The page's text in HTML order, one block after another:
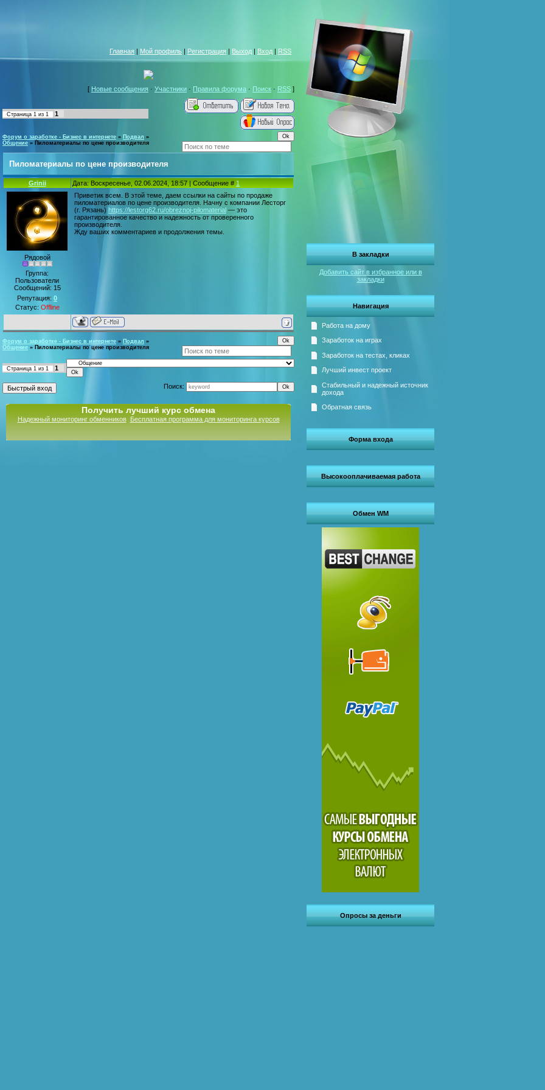
Главная | Мой профиль | Регистрация | Выход | Вход | RSS
В закладки
Добавить сайт в избранное или в
закладки
Навигация
Работа на дому
Заработок на играх
Заработок на тестах, кликах
Лучший инвест проект
Стабильный и надежный источник
дохода
Обратная связь
Форма входа
Высокооплачиваемая работа
Обмен WM
Опросы за деньги
[ Новые сообщения · Участники · Правила форума · Поиск · RSS ]
Страница 1 из 1 1
Форум о заработке - Бизнес в интернете » Подвал »
Общение » Пиломатериалы по цене производителя
Пиломатериалы по цене производителя
Grinii Дата: Воскресенье, 02.06.2024, 18:57 | Сообщение # 1
Рядовой
Группа:
Пользователи
Сообщений: 15
Репутация: 0
Статус: Offline
Приветик всем. В этой теме, даем ссылки на сайты по продаже
пиломатериалов по цене производителя. Начну с компании Лесторг
(г. Рязань) https://lestorg62.ru/obreznoj-pilomaterial — это
гарантированное качество и надежность от проверенного
производителя.
Жду ваших комментариев и продолжения темы.
Форум о заработке - Бизнес в интернете » Подвал »
Общение » Пиломатериалы по цене производителя
Страница 1 из 1 1
Поиск:
Получить лучший курс обмена
Надежный мониторинг обменников Бесплатная программа для мониторинга курсов